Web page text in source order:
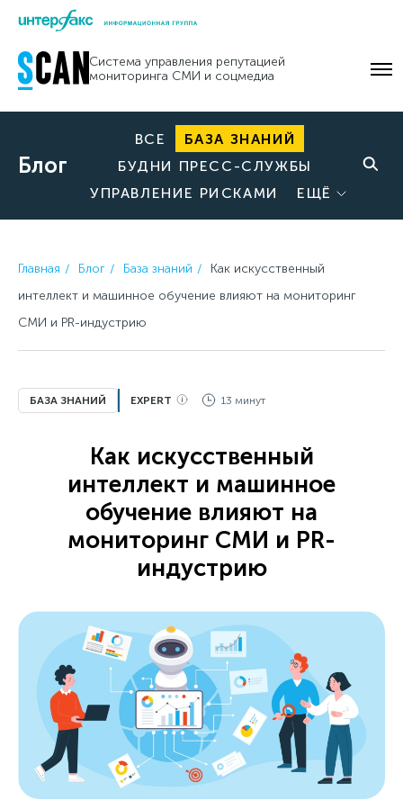
Skip
content
Система управления репутацией
мониторинга СМИ и соцмедиа
Блог
ВСЕ
БАЗА ЗНАНИЙ
БУДНИ ПРЕСС-СЛУЖБЫ
УПРАВЛЕНИЕ РИСКАМИ
ЕЩЁ
Главная Блог База знаний
Как искусственный
интеллект и машинное обучение влияют на мониторинг
СМИ и PR-индустрию
БАЗА ЗНАНИЙ EXPERT 13 минут
Как искусственный
интеллект и машинное
обучение влияют на
мониторинг СМИ и PR-
индустрию